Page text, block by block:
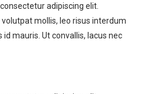
adipiscing elit.
mollis, leo risus interdum
mauris. Ut convallis, lacus nec